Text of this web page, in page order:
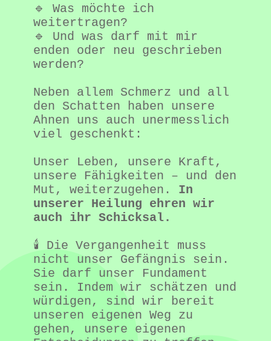
🔹 Was möchte ich
weitertragen?
🔹 Und was darf mit mir
enden oder neu geschrieben
werden?
Neben allem Schmerz und all
den Schatten haben unsere
Ahnen uns auch unermesslich
viel geschenkt:
Unser Leben, unsere Kraft,
unsere Fähigkeiten – und den
Mut, weiterzugehen. In
unserer Heilung ehren wir
auch ihr Schicksal.
🕯️ Die Vergangenheit muss
nicht unser Gefängnis sein.
Sie darf unser Fundament
sein. Indem wir schätzen und
würdigen, sind wir bereit
unseren eigenen Weg zu
gehen, unsere eigenen